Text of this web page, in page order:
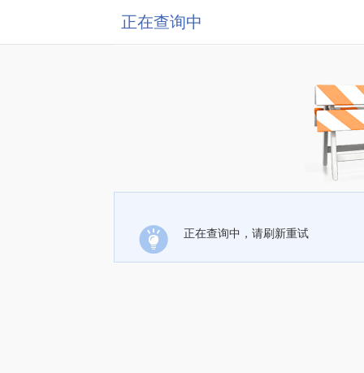
正在查询中
正在查询中，请刷新重试